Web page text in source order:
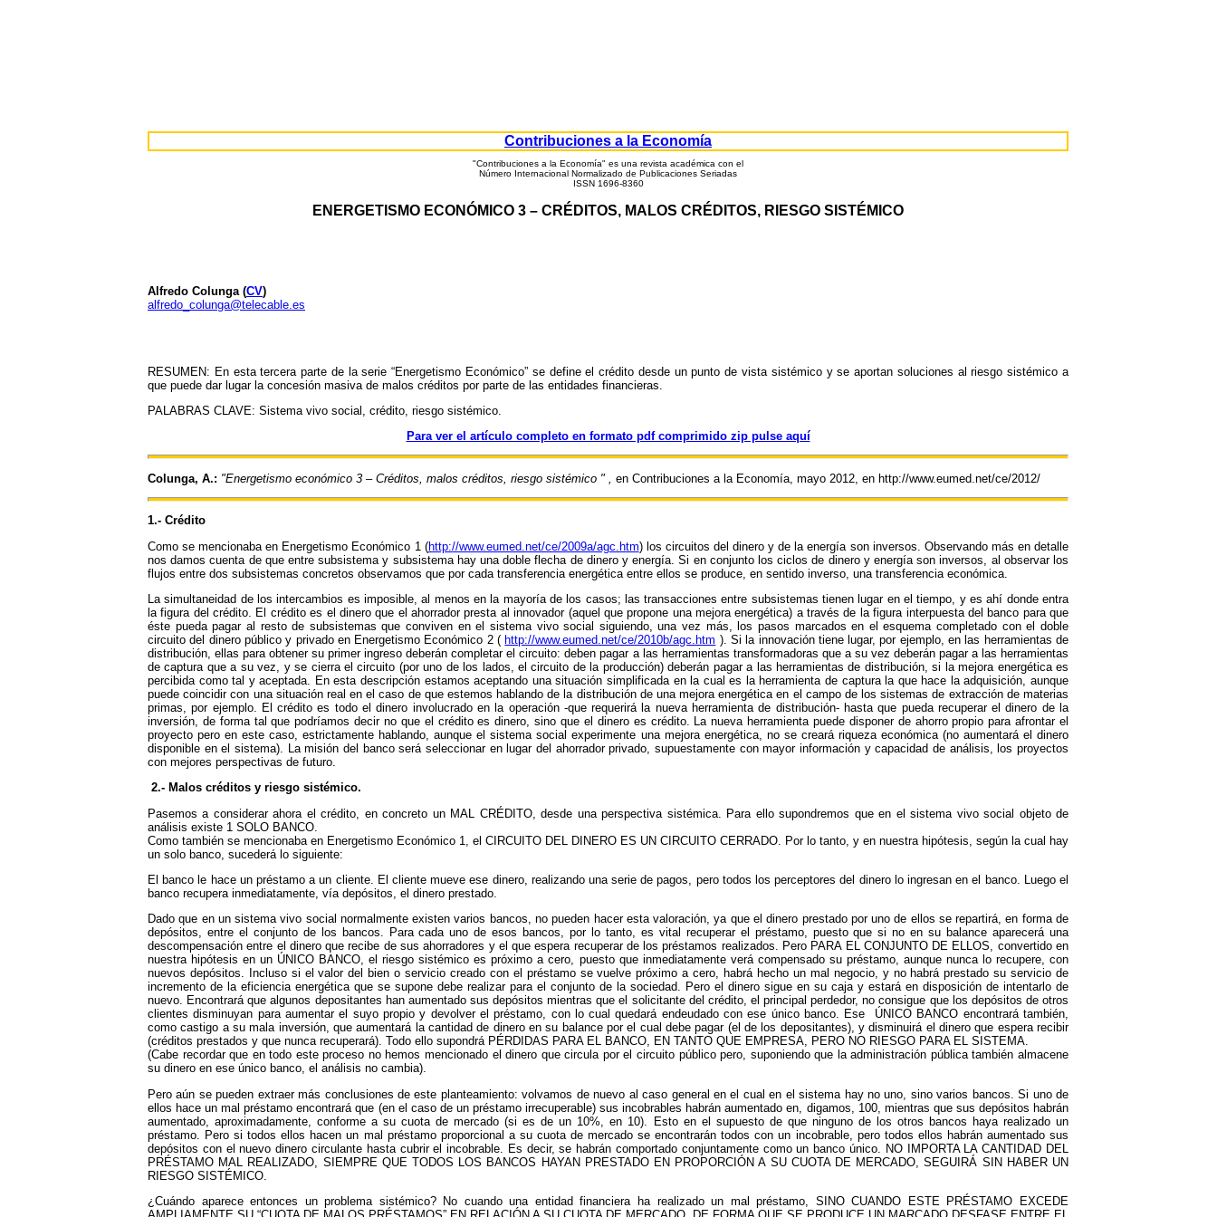
Contribuciones a la Economía
"Contribuciones a la Economía" es una revista académica con el
Número Internacional Normalizado de Publicaciones Seriadas
ISSN 1696-8360
ENERGETISMO ECONÓMICO 3 – CRÉDITOS, MALOS CRÉDITOS, RIESGO SISTÉMICO
Alfredo Colunga (CV)
alfredo_colunga@telecable.es
RESUMEN: En esta tercera parte de la serie “Energetismo Económico” se define el crédito desde un punto de vista sistémico y se aportan soluciones al riesgo sistémico a
que puede dar lugar la concesión masiva de malos créditos por parte de las entidades financieras.
PALABRAS CLAVE: Sistema vivo social, crédito, riesgo sistémico.
Para ver el artículo completo en formato pdf comprimido zip pulse aquí
Colunga, A.: "Energetismo económico 3 – Créditos, malos créditos, riesgo sistémico " , en Contribuciones a la Economía, mayo 2012, en http://www.eumed.net/ce/2012/
1.- Crédito
Como se mencionaba en Energetismo Económico 1 (http://www.eumed.net/ce/2009a/agc.htm) los circuitos del dinero y de la energía son inversos. Observando más en detalle
nos damos cuenta de que entre subsistema y subsistema hay una doble flecha de dinero y energía. Si en conjunto los ciclos de dinero y energía son inversos, al observar los
flujos entre dos subsistemas concretos observamos que por cada transferencia energética entre ellos se produce, en sentido inverso, una transferencia económica.
La simultaneidad de los intercambios es imposible, al menos en la mayoría de los casos; las transacciones entre subsistemas tienen lugar en el tiempo, y es ahí donde entra
la figura del crédito. El crédito es el dinero que el ahorrador presta al innovador (aquel que propone una mejora energética) a través de la figura interpuesta del banco para que
éste pueda pagar al resto de subsistemas que conviven en el sistema vivo social siguiendo, una vez más, los pasos marcados en el esquema completado con el doble
circuito del dinero público y privado en Energetismo Económico 2 ( http://www.eumed.net/ce/2010b/agc.htm ). Si la innovación tiene lugar, por ejemplo, en las herramientas de
distribución, ellas para obtener su primer ingreso deberán completar el circuito: deben pagar a las herramientas transformadoras que a su vez deberán pagar a las herramientas
de captura que a su vez, y se cierra el circuito (por uno de los lados, el circuito de la producción) deberán pagar a las herramientas de distribución, si la mejora energética es
percibida como tal y aceptada. En esta descripción estamos aceptando una situación simplificada en la cual es la herramienta de captura la que hace la adquisición, aunque
puede coincidir con una situación real en el caso de que estemos hablando de la distribución de una mejora energética en el campo de los sistemas de extracción de materias
primas, por ejemplo. El crédito es todo el dinero involucrado en la operación -que requerirá la nueva herramienta de distribución- hasta que pueda recuperar el dinero de la
inversión, de forma tal que podríamos decir no que el crédito es dinero, sino que el dinero es crédito. La nueva herramienta puede disponer de ahorro propio para afrontar el
proyecto pero en este caso, estrictamente hablando, aunque el sistema social experimente una mejora energética, no se creará riqueza económica (no aumentará el dinero
disponible en el sistema). La misión del banco será seleccionar en lugar del ahorrador privado, supuestamente con mayor información y capacidad de análisis, los proyectos
con mejores perspectivas de futuro.
2.- Malos créditos y riesgo sistémico.
Pasemos a considerar ahora el crédito, en concreto un MAL CRÉDITO, desde una perspectiva sistémica. Para ello supondremos que en el sistema vivo social objeto de
análisis existe 1 SOLO BANCO.
Como también se mencionaba en Energetismo Económico 1, el CIRCUITO DEL DINERO ES UN CIRCUITO CERRADO. Por lo tanto, y en nuestra hipótesis, según la cual hay
un solo banco, sucederá lo siguiente:
El banco le hace un préstamo a un cliente. El cliente mueve ese dinero, realizando una serie de pagos, pero todos los perceptores del dinero lo ingresan en el banco. Luego el
banco recupera inmediatamente, vía depósitos, el dinero prestado.
Dado que en un sistema vivo social normalmente existen varios bancos, no pueden hacer esta valoración, ya que el dinero prestado por uno de ellos se repartirá, en forma de
depósitos, entre el conjunto de los bancos. Para cada uno de esos bancos, por lo tanto, es vital recuperar el préstamo, puesto que si no en su balance aparecerá una
descompensación entre el dinero que recibe de sus ahorradores y el que espera recuperar de los préstamos realizados. Pero PARA EL CONJUNTO DE ELLOS, convertido en
nuestra hipótesis en un ÚNICO BANCO, el riesgo sistémico es próximo a cero, puesto que inmediatamente verá compensado su préstamo, aunque nunca lo recupere, con
nuevos depósitos. Incluso si el valor del bien o servicio creado con el préstamo se vuelve próximo a cero, habrá hecho un mal negocio, y no habrá prestado su servicio de
incremento de la eficiencia energética que se supone debe realizar para el conjunto de la sociedad. Pero el dinero sigue en su caja y estará en disposición de intentarlo de
nuevo. Encontrará que algunos depositantes han aumentado sus depósitos mientras que el solicitante del crédito, el principal perdedor, no consigue que los depósitos de otros
clientes disminuyan para aumentar el suyo propio y devolver el préstamo, con lo cual quedará endeudado con ese único banco. Ese ÚNICO BANCO encontrará también,
como castigo a su mala inversión, que aumentará la cantidad de dinero en su balance por el cual debe pagar (el de los depositantes), y disminuirá el dinero que espera recibir
(créditos prestados y que nunca recuperará). Todo ello supondrá PÉRDIDAS PARA EL BANCO, EN TANTO QUE EMPRESA, PERO NO RIESGO PARA EL SISTEMA.
(Cabe recordar que en todo este proceso no hemos mencionado el dinero que circula por el circuito público pero, suponiendo que la administración pública también almacene
su dinero en ese único banco, el análisis no cambia).
Pero aún se pueden extraer más conclusiones de este planteamiento: volvamos de nuevo al caso general en el cual en el sistema hay no uno, sino varios bancos. Si uno de
ellos hace un mal préstamo encontrará que (en el caso de un préstamo irrecuperable) sus incobrables habrán aumentado en, digamos, 100, mientras que sus depósitos habrán
aumentado, aproximadamente, conforme a su cuota de mercado (si es de un 10%, en 10). Esto en el supuesto de que ninguno de los otros bancos haya realizado un
préstamo. Pero si todos ellos hacen un mal préstamo proporcional a su cuota de mercado se encontrarán todos con un incobrable, pero todos ellos habrán aumentado sus
depósitos con el nuevo dinero circulante hasta cubrir el incobrable. Es decir, se habrán comportado conjuntamente como un banco único. NO IMPORTA LA CANTIDAD DEL
PRÉSTAMO MAL REALIZADO, SIEMPRE QUE TODOS LOS BANCOS HAYAN PRESTADO EN PROPORCIÓN A SU CUOTA DE MERCADO, SEGUIRÁ SIN HABER UN
RIESGO SISTÉMICO.
¿Cuándo aparece entonces un problema sistémico? No cuando una entidad financiera ha realizado un mal préstamo, SINO CUANDO ESTE PRÉSTAMO EXCEDE